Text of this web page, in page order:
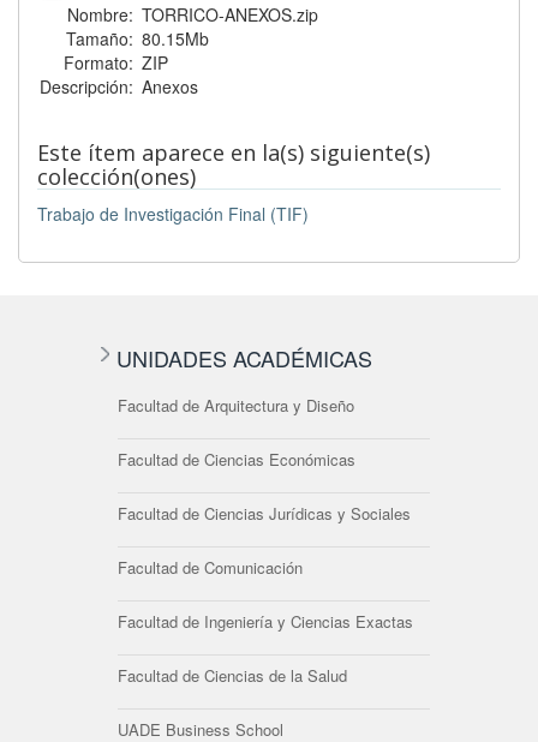
Nombre: TORRICO-ANEXOS.zip
Tamaño: 80.15Mb
Formato: ZIP
Descripción: Anexos
Este ítem aparece en la(s) siguiente(s)
colección(ones)
Trabajo de Investigación Final (TIF)
UNIDADES ACADÉMICAS
Facultad de Arquitectura y Diseño
Facultad de Ciencias Económicas
Facultad de Ciencias Jurídicas y Sociales
Facultad de Comunicación
Facultad de Ingeniería y Ciencias Exactas
Facultad de Ciencias de la Salud
UADE Business School